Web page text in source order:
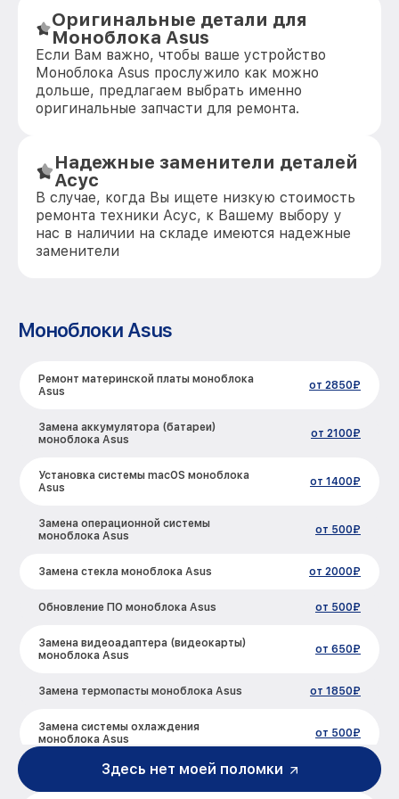
Оригинальные детали для
Моноблока Asus
Если Вам важно, чтобы ваше устройство
Моноблока Asus прослужило как можно
дольше, предлагаем выбрать именно
оригинальные запчасти для ремонта.
Надежные заменители деталей
Асус
В случае, когда Вы ищете низкую стоимость
ремонта техники Асус, к Вашему выбору у
нас в наличии на складе имеются надежные
заменители
Моноблоки Asus
Ремонт материнской платы моноблока
Asus
от 2850₽
Замена аккумулятора (батареи)
моноблока Asus
от 2100₽
Установка системы macOS моноблока
Asus
от 1400₽
Замена операционной системы
моноблока Asus
от 500₽
Замена стекла моноблока Asus от 2000₽
Обновление ПО моноблока Asus от 500₽
Замена видеоадаптера (видеокарты)
моноблока Asus
от 650₽
Замена термопасты моноблока Asus от 1850₽
Замена системы охлаждения
моноблока Asus
от 500₽
Замена процессора моноблока Asus
Здесь нет моей поломки